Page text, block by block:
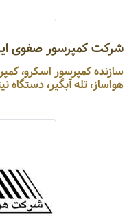
شرکت کمپرسور صفوی
سازنده کمپرسور اسکرو،
هواساز، تله آبگیر، دستگاه